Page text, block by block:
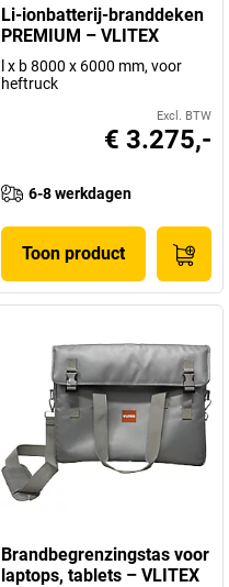
Li-ionbatterij-branddeken
PREMIUM – VLITEX
l x b 8000 x 6000 mm, voor
heftruck
Excl. BTW
€ 3.275,-
6-8 werkdagen
Toon product
Brandbegrenzingstas voor
laptops, tablets – VLITEX